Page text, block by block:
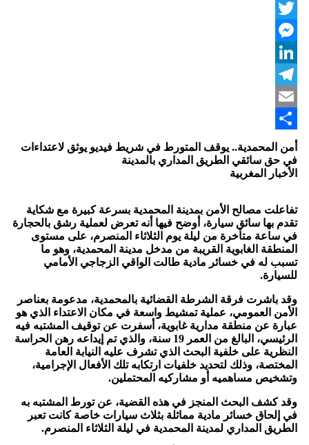
WhatsApp
Twitter
Messenger
LinkedIn
Telegram
Email
Share
أمن المحمدية.. يوقف المتورط في شريط فيديو يوثق لاعتداءات
في حق سائقي الطريق المداري بالمدينة
الأخبار المغربية
تفاعلت مصالح الأمن بمدينة المحمدية بسرعة كبيرة مع شكاية
تقدم بها سائق سيارة، أوضح فيها أنه تعرض لعملية رشق بالحجارة
في ساعة متأخرة من ليلة يوم الثلاثاء المنصرم، على مستوى
المنطقة الغابوية القريبة من مدخل مدينة المحمدية، وهو ما
تسبب له في خسائر مادية طالت الواقي الزجاجي الأمامي
للسيارة.
وقد باشرت فرقة الشرطة القضائية بالمحمدية، مدعومة بعناصر
الأمن العمومي، عملية تمشيط واسعة في مكان الاعتداء الذي هو
عبارة عن منطقة مدارية غابوية، أسفرت عن توقيف المشتبه فيه
الرئيسي، البالغ من العمر 19 سنة، والذي تم إيداعه رهن الحراسة
النظرية على خلفية البحث الذي تشرف عليه النيابة العامة
المختصة، وذلك لتحديد خلفيات ارتكابه تلك الأفعال الإجرامية،
وتشخيص مساهميه أو مشاركيه المحتملين.
وقد كشف البحث المنجز في هذه القضية، عن تورط المشتبه به
في إلحاق خسائر مادية مماثلة بثلاث سيارات خاصة كانت تعبر
الطريق المداري لمدينة المحمدية في ليلة الثلاثاء المنصرم.